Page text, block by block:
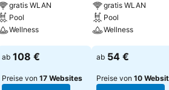
gratis WLAN
Pool
Wellness
Preise sehen
ab 108 €
Preise von 17 Websites
gratis WLAN
Pool
Wellness
Preise sehen
ab 54 €
Preise von 10